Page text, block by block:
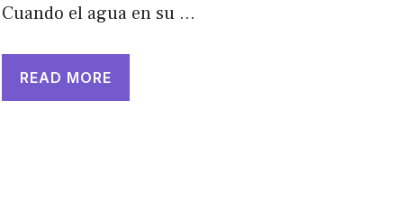
Cuando el agua en su …
READ MORE